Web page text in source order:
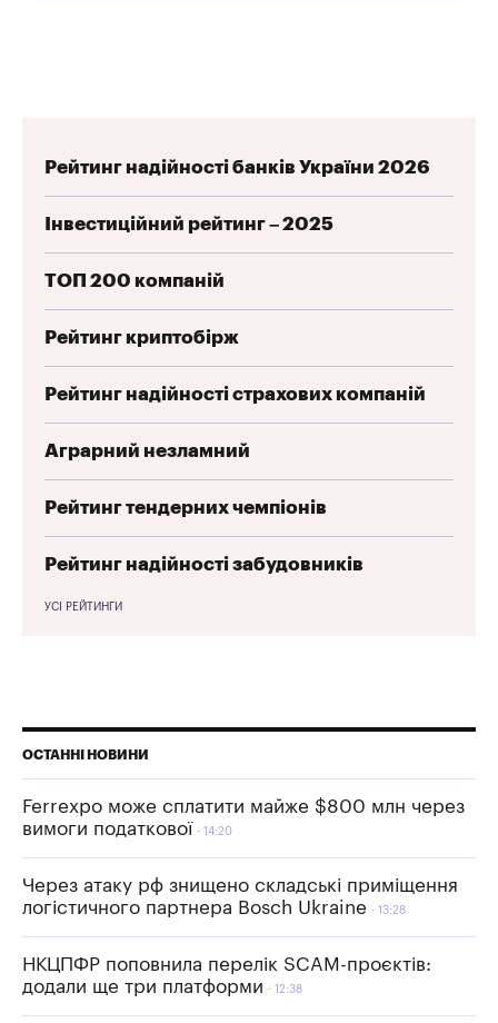
Рейтинг надійності банків України 2026
Інвестиційний рейтинг – 2025
ТОП 200 компаній
Рейтинг криптобірж
Рейтинг надійності страхових компаній
Аграрний незламний
Рейтинг тендерних чемпіонів
Рейтинг надійності забудовників
УСІ РЕЙТИНГИ
ОСТАННІ НОВИНИ
Ferrexpo може сплатити майже $800 млн через
вимоги податкової
14:20
Через атаку рф знищено складські приміщення
логістичного партнера Bosch Ukraine
13:28
НКЦПФР поповнила перелік SCAM-проєктів:
додали ще три платформи
12:38